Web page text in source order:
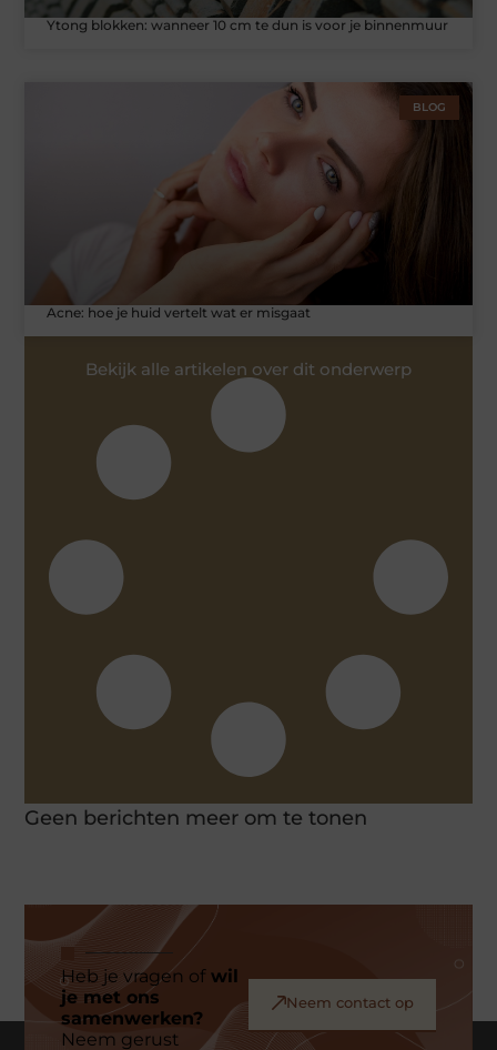
Ytong blokken: wanneer 10 cm te dun is voor je binnenmuur
BLOG
Acne: hoe je huid vertelt wat er misgaat
Bekijk alle artikelen over dit onderwerp
Geen berichten meer om te tonen
Heb je vragen ofwil
je met ons
samenwerken?
Neem gerust
Neem contact op